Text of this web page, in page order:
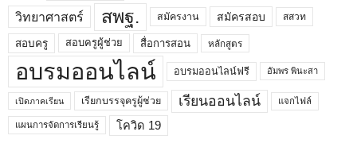
วิทยาศาสตร์ สพฐ. สมัครงาน สมัครสอบ สสวท
สอบครู สอบครูผู้ช่วย สื่อการสอน หลักสูตร
อบรมออนไลน์ อบรมออนไลน์ฟรี อัมพร พินะสา
เปิดภาคเรียน เรียกบรรจุครูผู้ช่วย เรียนออนไลน์ แจกไฟล์
แผนการจัดการเรียนรู้ โควิด 19